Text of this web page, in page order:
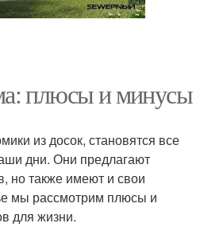
плюсы и минусы
из досок, становятся все
дни. Они предлагают
но также имеют и свои
мы рассмотрим плюсы и
для жизни.